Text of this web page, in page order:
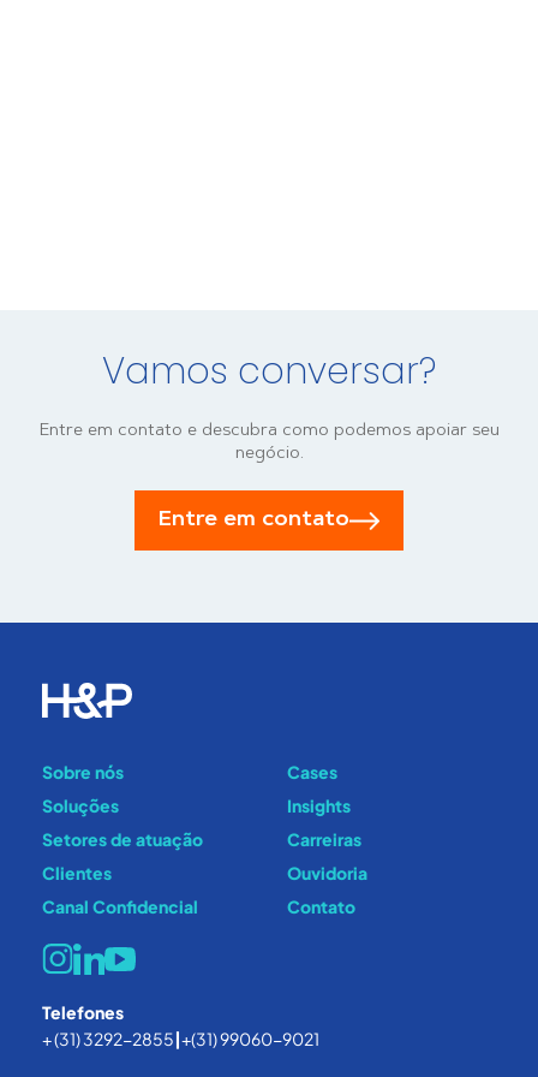
Vamos conversar?
Entre em contato e descubra como podemos apoiar seu
negócio.
Entre em contato
Sobre nós
Soluções
Setores de atuação
Clientes
Canal Confidencial
Cases
Insights
Carreiras
Ouvidoria
Contato
Telefones
+ (31) 3292-2855|+(31) 99060-9021